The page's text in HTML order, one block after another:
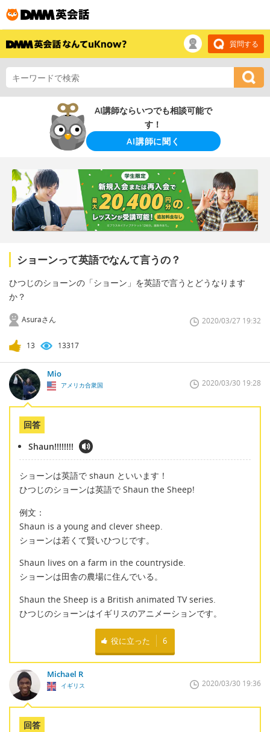
質問する
AI講師ならいつでも相談可能で
す！
AI講師に聞く
ショーンって英語でなんて言うの？
ひつじのショーンの「ショーン」を英語で言うとどうなります
か？
Asuraさん 2020/03/27 19:32
13 13317
Mio
アメリカ合衆国 2020/03/30 19:28
回答
Shaun!!!!!!!!
ショーンは英語で shaun といいます！
ひつじのショーンは英語で Shaun the Sheep!
例文：
Shaun is a young and clever sheep.
ショーンは若くて賢いひつじです。
Shaun lives on a farm in the countryside.
ショーンは田舎の農場に住んでいる。
Shaun the Sheep is a British animated TV series.
ひつじのショーンはイギリスのアニメーションです。
役に立った 6
Michael R
イギリス 2020/03/30 19:36
回答